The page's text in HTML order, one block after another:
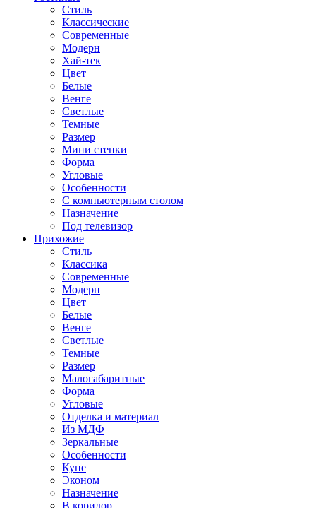
Стиль
Классические
Современные
Модерн
Хай-тек
Цвет
Белые
Венге
Светлые
Темные
Размер
Мини стенки
Форма
Угловые
Особенности
С компьютерным столом
Назначение
Под телевизор
Прихожие
Стиль
Классика
Современные
Модерн
Цвет
Белые
Венге
Светлые
Темные
Размер
Малогабаритные
Форма
Угловые
Отделка и материал
Из МДФ
Зеркальные
Особенности
Купе
Эконом
Назначение
В коридор